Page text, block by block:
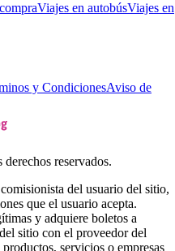
Viajes en autobúsViajes en
y CondicionesAviso de
reservados.
del usuario del sitio,
que el usuario acepta.
y adquiere boletos a
sitio con el proveedor del
servicios o empresas